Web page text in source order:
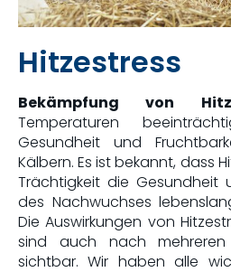
Hitzestress
Bekämpfung von
Temperaturen
Gesundheit und
Kälbern. Es ist bekannt, dass
Trächtigkeit die Gesundheit
des Nachwuchses
Die Auswirkungen von
sind auch nach
sichtbar. Wir haben alle